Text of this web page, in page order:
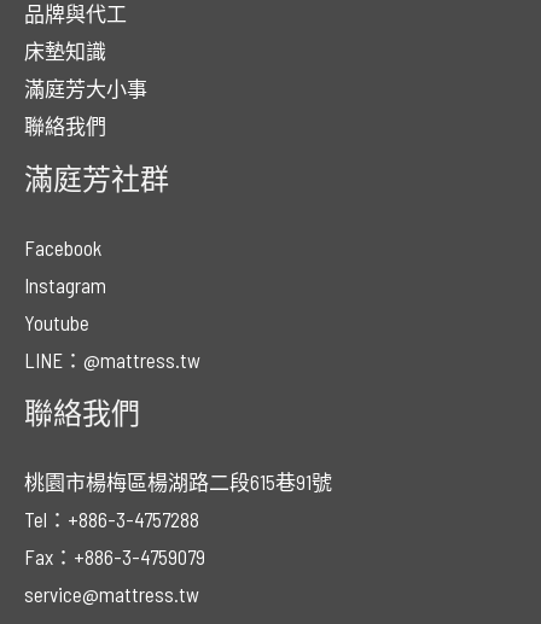
品牌與代工
床墊知識
滿庭芳大小事
聯絡我們
滿庭芳社群
Facebook
Instagram
Youtube
LINE：@mattress.tw
聯絡我們
桃園市楊梅區楊湖路二段615巷91號
Tel：+886-3-4757288
Fax：+886-3-4759079
service@mattress.tw